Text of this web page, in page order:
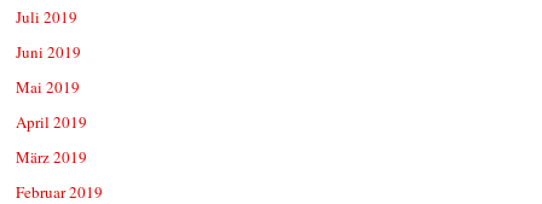
Juli 2019
Juni 2019
Mai 2019
April 2019
März 2019
Februar 2019